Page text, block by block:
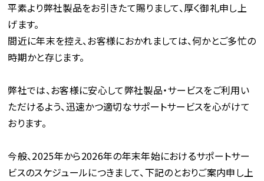
平素より弊社製品をお引きたて賜りまして、厚く御礼申し上
げます。
間近に年末を控え、お客様におかれましては、何かとご多忙の
時期かと存じます。
弊社では、お客様に安心して弊社製品・サービスをご利用い
ただけるよう、迅速かつ適切なサポートサービスを心がけて
おります。
今般、2025年から2026年の年末年始におけるサポートサー
ビスのスケジュールにつきまして、下記のとおりご案内申し上